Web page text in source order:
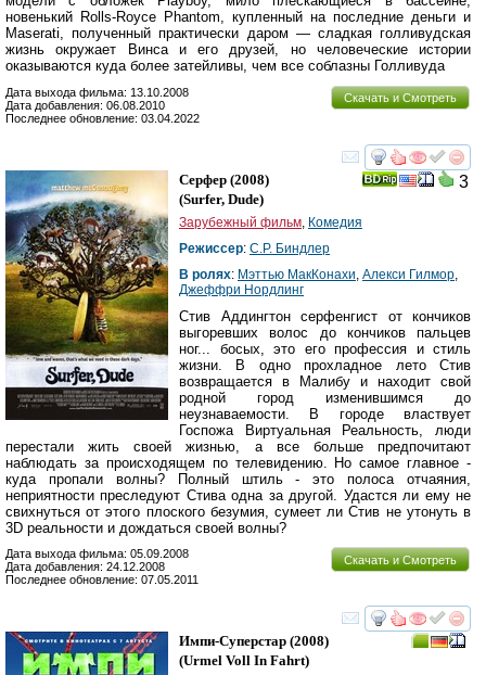
новенький Rolls-Royce Phantom, купленный на последние деньги и
Maserati, полученный практически даром — сладкая голливудская
жизнь окружает Винса и его друзей, но человеческие истории
оказываются куда более затейливы, чем все соблазны Голливуда
Скачать и Смотреть
Дата выхода фильма: 13.10.2008
Дата добавления: 06.08.2010
Последнее обновление: 03.04.2022
смотреть
3
Серфер (2008)
(Surfer, Dude)
Зарубежный фильм Комедия
Режиссер: С.Р. Биндлер
В ролях: Мэттью МакКонахи Алекси Гилмор
Джеффри Нордлинг
Стив Аддингтон серфенгист от кончиков
выгоревших волос до кончиков пальцев
ног... босых, это его профессия и стиль
жизни. В одно прохладное лето Стив
возвращается в Малибу и находит свой
родной город изменившимся до
неузнаваемости. В городе властвует
Госпожа Виртуальная Реальность, люди
перестали жить своей жизнью, а все больше предпочитают
наблюдать за происходящем по телевидению. Но самое главное -
куда пропали волны? Полный штиль - это полоса отчаяния,
неприятности преследуют Стива одна за другой. Удастся ли ему не
свихнуться от этого плоского безумия, сумеет ли Стив не утонуть в
3D реальности и дождаться своей волны?
Скачать и Смотреть
Дата выхода фильма: 05.09.2008
Дата добавления: 24.12.2008
Последнее обновление: 07.05.2011
смотреть
Импи-Суперстар (2008)
(Urmel Voll In Fahrt)